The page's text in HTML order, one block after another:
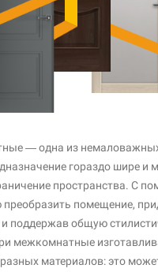
— одна из
гораздо шире и
пространства. С
помещение,
поддержав общую
межкомнатные
материалов: это